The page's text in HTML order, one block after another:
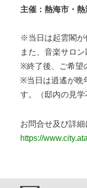
主催：熱海市・
※当日は起雲閣が
また、音楽サロ
※終了後、ご希望
※当日は逍遙が晩
す。（邸内の見学
お問合せ及び詳
https://